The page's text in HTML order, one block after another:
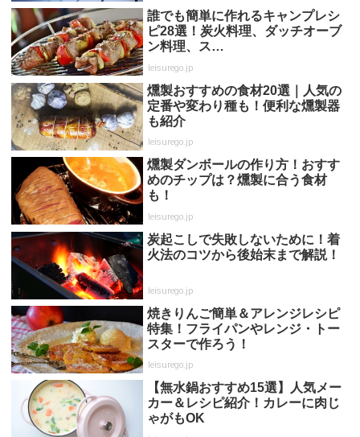
誰でも簡単に作れるキャンプレシ
ピ28選！炭火料理、ダッチオーブ
ン料理、ス…
leisurego.jp
燻製おすすめの食材20選｜人気の
定番や変わり種も！便利な燻製器
も紹介
leisurego.jp
燻製ダンボールの作り方！おすす
めのチップは？燻製に合う食材
も！
leisurego.jp
炭起こしで失敗しないために！着
火法のコツから後始末まで解説！
leisurego.jp
焼きりんご簡単＆アレンジレシピ
特集！フライパンやレンジ・トー
スターで作ろう！
leisurego.jp
【無水鍋おすすめ15選】人気メー
カー＆レシピ紹介！カレーに肉じ
ゃがもOK